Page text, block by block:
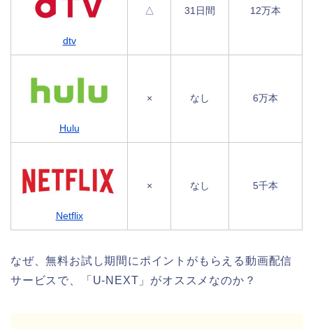
dtv
△ 31日間 12万本
Hulu
× なし 6万本
Netflix
× なし 5千本
なぜ、無料お試し期間にポイントがもらえる動画配信
サービスで、「U-NEXT」がオススメなのか？